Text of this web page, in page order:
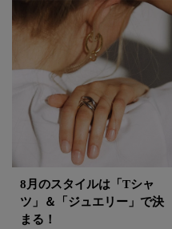
8月のスタイルは「Tシャ
ツ」＆「ジュエリー」で決
まる！